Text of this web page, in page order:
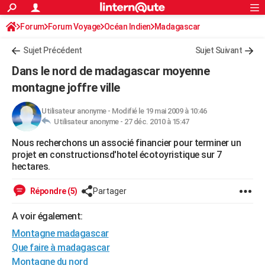
ACTUALITÉS
Politique
Société
Faits Divers
Education
Monde
Villes
+
Programme TV
Streaming
Sorties cinéma
FINANCE
Retraite
Impôts
Epargne
Immobilier
Risques naturels par ville
Banque
Assurance
Crédit
AUTO
Essais
Réserver un essai
Citadines
Berlines
SUV
Forum auto
HIGH-TECH
Mobiles
Meilleur smartphone
Internet
Ordinateurs
Jeux vidéo
Guide high-tech
+BRICOLAGE
WEEK-END
Art de vivre
Bien-être
Loisirs
ModeModes de vie
SANTE
Alimentation
Guide de la santé
Maladies
Médicaments
Sommeil
S'inscrire
Connexion
Forum Forum Voyage Océan Indien Madagascar
Sujet Précédent Sujet Suivant
Dans le nord de madagascar moyenne
montagne joffre ville
Utilisateur anonyme- Modifié le 19 mai 2009 à 10:46
Utilisateur anonyme - 27 déc. 2010 à 15:47
Nous recherchons un associé financier pour terminer un
projet en constructionsd'hotel écotoyristique sur 7
hectares.
Répondre (5) Partager
A voir également:
Montagne madagascar
Que faire à madagascar
Montagne du nord